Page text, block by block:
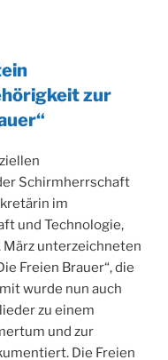
zur
Schirmherrschaft
im
und Technologie,
März unterzeichneten
Freien Brauer“, die
wurde nun auch
zu einem
und zur
Die Freien